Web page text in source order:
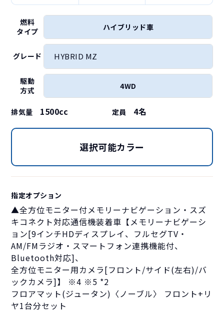
燃料
タイプ
ハイブリッド車
グレード HYBRID MZ
駆動
方式
4WD
排気量 1500cc 定員 4名
選択可能カラー
指定オプション
▲全方位モニター付メモリーナビゲーション・スズ
キコネクト対応通信機装着車【メモリーナビゲーシ
ョン[9インチHDディスプレイ、フルセグTV・
AM/FMラジオ・スマートフォン連携機能付、
Bluetooth対応]、
全方位モニター用カメラ[フロント/サイド(左右)/バ
ックカメラ]】 ※4 ※5 *2
フロアマット(ジュータン)〈ノーブル〉 フロント+リ
ヤ1台分セット